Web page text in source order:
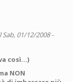
01/12/2008 -
così...)
NON